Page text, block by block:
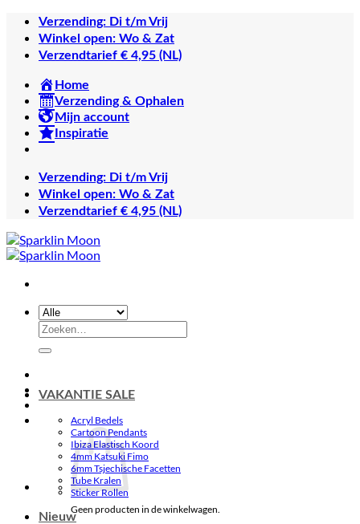
naar
inhoud
Verzending: Di t/m Vrij
Winkel open: Wo & Zat
Verzendtarief € 4,95 (NL)
Home
Verzending & Ophalen
Mijn account
Inspiratie
Verzending: Di t/m Vrij
Winkel open: Wo & Zat
Verzendtarief € 4,95 (NL)
Zoeken
naar:
Geen producten in de winkelwagen.
VAKANTIE SALE
Acryl Bedels
Cartoon Pendants
Ibiza Elastisch Koord
4mm Katsuki Fimo
6mm Tsjechische Facetten
Tube Kralen
Sticker Rollen
Nieuw